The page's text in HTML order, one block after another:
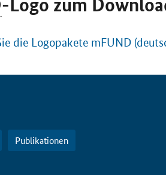
die Logopakete mFUND
Publikationen